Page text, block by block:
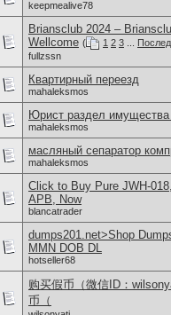
keepmealive78
Briansclub 2024 –
Wellcome ( 1 2 3
fullzssn
Квартирный переезд
mahaleksmos
Юрист раздел имущества
mahaleksmos
масляный сепаратор
mahaleksmos
Click to Buy Pure JWH-
APB, Now
blancatrader
dumps201.net>Shop
MMN DOB DL
hotseller68
购买假币（微信ID：
币（